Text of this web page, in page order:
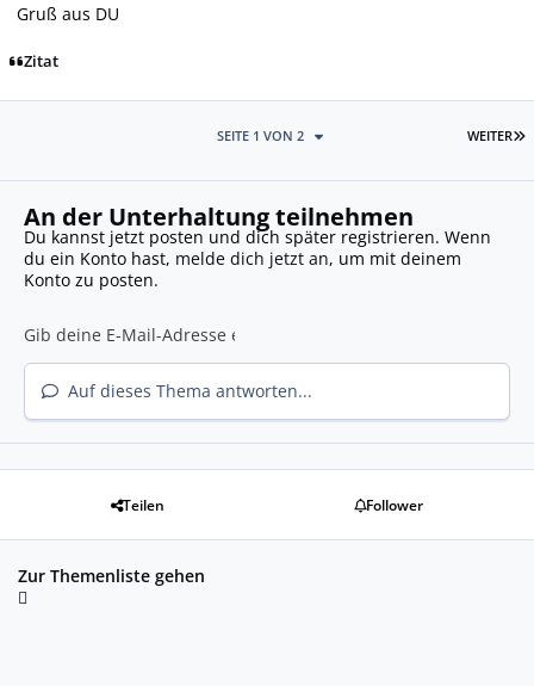
Gruß aus DU
Zitat
WEITER
SEITE 1 VON 2
An der Unterhaltung teilnehmen
Du kannst jetzt posten und dich später registrieren. Wenn
du ein Konto hast, melde dich jetzt an, um mit deinem
Konto zu posten.
Auf dieses Thema antworten...
Teilen Follower
Zur Themenliste gehen